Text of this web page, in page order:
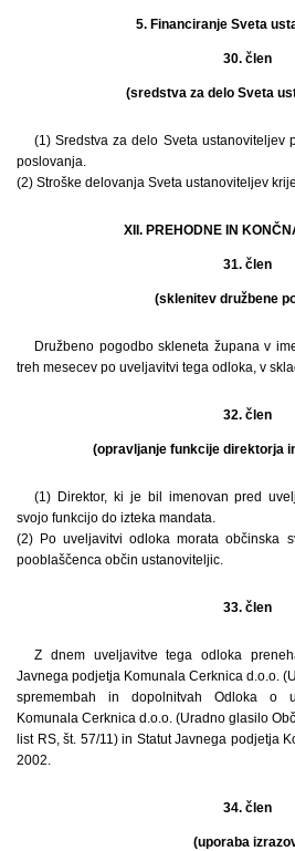
5. Financiranje Sveta
30. člen
(sredstva za delo Sveta
(1) Sredstva za delo Sveta ustanoviteljev
poslovanja.
(2) Stroške delovanja Sveta ustanoviteljev
XII. PREHODNE IN
31. člen
(sklenitev družbene
Družbeno pogodbo skleneta župana v
treh mesecev po uveljavitvi tega odloka, v
32. člen
(opravljanje funkcije direktorja
(1) Direktor, ki je bil imenovan pred
svojo funkcijo do izteka mandata.
(2) Po uveljavitvi odloka morata občinska
pooblaščenca občin ustanoviteljic.
33. člen
Z dnem uveljavitve tega odloka
Javnega podjetja Komunala Cerknica d.o.o.
spremembah in dopolnitvah Odloka o
Komunala Cerknica d.o.o. (Uradno glasilo
list RS, št. 57/11) in Statut Javnega podjetja
2002.
34. člen
(uporaba